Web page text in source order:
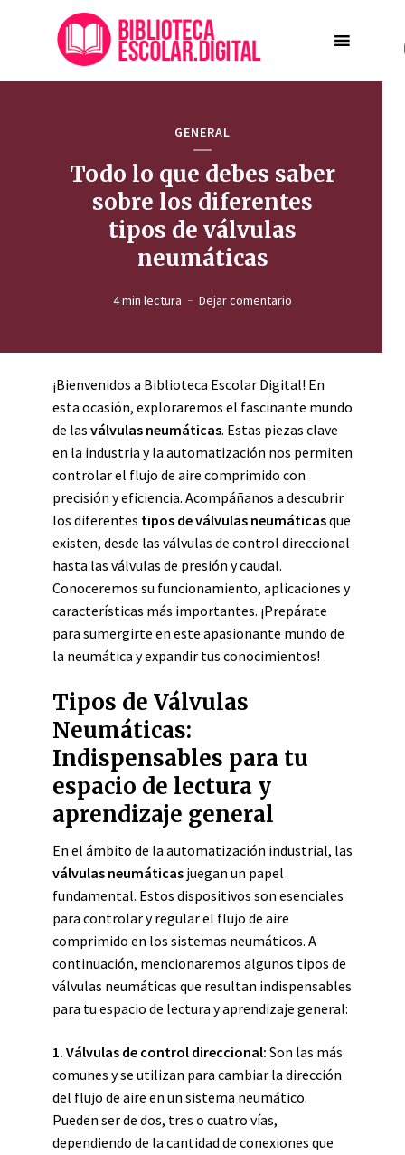
GENERAL
Todo lo que debes saber
sobre los diferentes
tipos de válvulas
neumáticas
4 min lectura Dejar comentario
¡Bienvenidos a Biblioteca Escolar Digital! En
esta ocasión, exploraremos el fascinante mundo
de las válvulas neumáticas. Estas piezas clave
en la industria y la automatización nos permiten
controlar el flujo de aire comprimido con
precisión y eficiencia. Acompáñanos a descubrir
los diferentes tipos de válvulas neumáticasque
existen, desde las válvulas de control direccional
hasta las válvulas de presión y caudal.
Conoceremos su funcionamiento, aplicaciones y
características más importantes. ¡Prepárate
para sumergirte en este apasionante mundo de
la neumática y expandir tus conocimientos!
Tipos de Válvulas
Neumáticas:
Indispensables para tu
espacio de lectura y
aprendizaje general
En el ámbito de la automatización industrial, las
válvulas neumáticas juegan un papel
fundamental. Estos dispositivos son esenciales
para controlar y regular el flujo de aire
comprimido en los sistemas neumáticos. A
continuación, mencionaremos algunos tipos de
válvulas neumáticas que resultan indispensables
para tu espacio de lectura y aprendizaje general:
1. Válvulas de control direccional: Son las más
comunes y se utilizan para cambiar la dirección
del flujo de aire en un sistema neumático.
Pueden ser de dos, tres o cuatro vías,
dependiendo de la cantidad de conexiones que